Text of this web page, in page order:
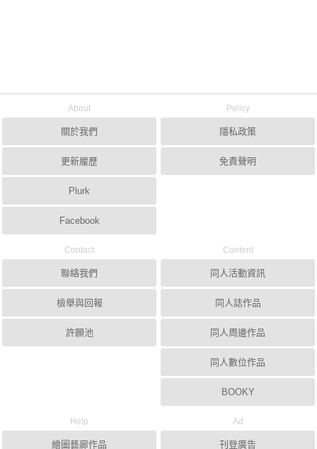
About
關於我們
更新履歷
Plurk
Facebook
Policy
隱私政策
免責聲明
Contact
聯絡我們
檢舉與回報
許願池
Content
同人活動資訊
同人誌作品
同人周邊作品
同人數位作品
BOOKY
Help
繪圖藝廊作品
Ad
刊登廣告